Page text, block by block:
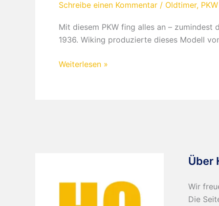
Schreibe einen Kommentar / Oldtimer, PKW
Mit diesem PKW fing alles an –
1936. Wiking produzierte dieses Modell
Mercedes
Weiterlesen »
Über
Wir
Die